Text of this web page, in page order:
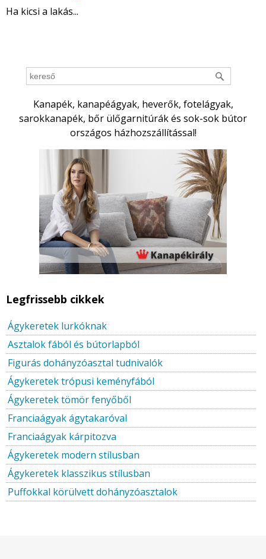
Ha kicsi a lakás...
Kanapék, kanapéágyak, heverők, fotelágyak,
sarokkanapék, bőr ülőgarnitúrák és sok-sok bútor
országos házhozszállítással!
Legfrissebb cikkek
Ágykeretek lurkóknak
Asztalok fából és bútorlapból
Figurás dohányzóasztal tudnivalók
Ágykeretek trópusi keményfából
Ágykeretek tömör fenyőből
Franciaágyak ágytakaróval
Franciaágyak kárpitozva
Ágykeretek modern stílusban
Ágykeretek klasszikus stílusban
Puffokkal körülvett dohányzóasztalok